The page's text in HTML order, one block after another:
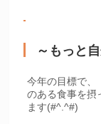
～もっと
今年の目標で、
のある食事を摂
ます(#^.^#)